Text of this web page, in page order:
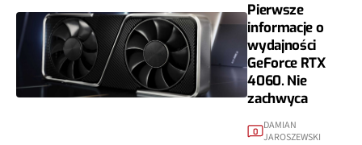
Pierwsze
informacje o
wydajności
GeForce RTX
4060. Nie
zachwyca
0
DAMIAN
JAROSZEWSKI